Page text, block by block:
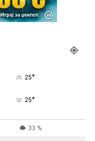
25°
25°
33 %